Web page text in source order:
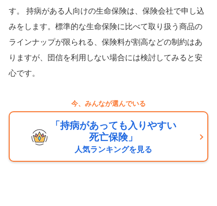
す。 持病がある人向けの生命保険は、保険会社で申し込
みをします。標準的な生命保険に比べて取り扱う商品の
ラインナップが限られる、保険料が割高などの制約はあ
りますが、団信を利用しない場合には検討してみると安
心です。
今、みんなが選んでいる
「持病があっても入りやすい
死亡保険」
人気ランキングを見る